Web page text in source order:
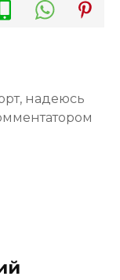
надеюсь